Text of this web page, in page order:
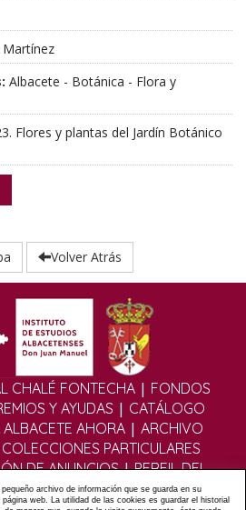
Albacete - Botánica - Flora y
Flores y plantas del Jardín Botánico
Volver Atrás
CHALÉ FONTECHA | FONDOS
Y AYUDAS | CATÁLOGO
ALBACETE AHORA | ARCHIVO
COLECCIONES PARTICULARES
DE ANUNCIOS|PERFIL DEL
DIGITAL|MULTIMEDIA
archivo de información que se guarda en su
web. La utilidad de las cookies es guardar el historial